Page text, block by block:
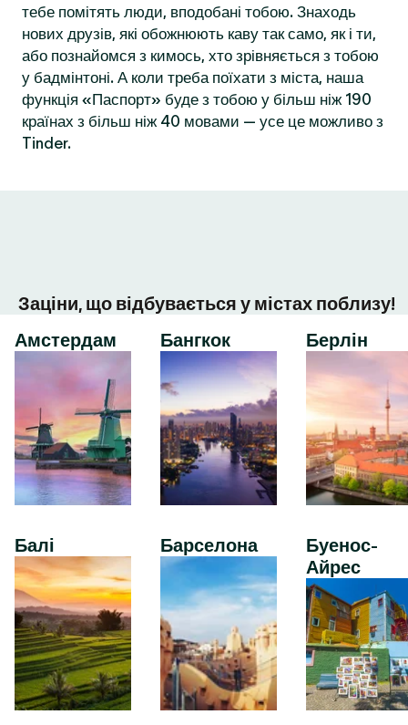
тебе помітять люди, вподобані тобою. Знаходь
нових друзів, які обожнюють каву так само, як і ти,
або познайомся з кимось, хто зрівняється з тобою
у бадмінтоні. А коли треба поїхати з міста, наша
функція «Паспорт» буде з тобою у більш ніж 190
країнах з більш ніж 40 мовами — усе це можливо з
Tinder.
Заціни, що відбувається у містах поблизу!
Амстердам
Балі
Бангкок
Барселона
Берлін
Буенос-
Айрес